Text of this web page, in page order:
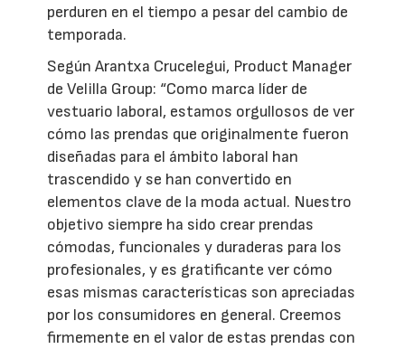
perduren en el tiempo a pesar del cambio de
temporada.
Según Arantxa Crucelegui, Product Manager
de Velilla Group: “Como marca líder de
vestuario laboral, estamos orgullosos de ver
cómo las prendas que originalmente fueron
diseñadas para el ámbito laboral han
trascendido y se han convertido en
elementos clave de la moda actual. Nuestro
objetivo siempre ha sido crear prendas
cómodas, funcionales y duraderas para los
profesionales, y es gratificante ver cómo
esas mismas características son apreciadas
por los consumidores en general. Creemos
firmemente en el valor de estas prendas con